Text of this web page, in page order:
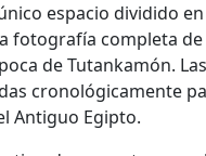
espacio dividido
fotografía completa de
de Tutankamón.
cronológicamente
Antiguo Egipto.